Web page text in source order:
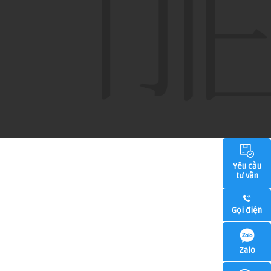
Yêu cầu
tư vấn
Gọi điện
Zalo